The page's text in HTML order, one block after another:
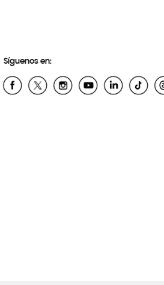
Síguenos en: